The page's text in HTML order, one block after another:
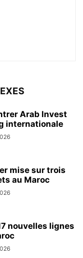
Arab Invest
internationale
mise sur trois
au Maroc
nouvelles lignes